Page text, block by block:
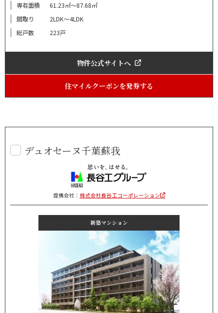
専有面積
61.23㎡～87.68㎡
間取り
2LDK～4LDK
総戸数
223戸
物件公式サイトへ
住マイルクーポンを発券する
デュオセーヌ千葉蘇我
提携会社： 株式会社長谷工コーポレーション
新築マンション